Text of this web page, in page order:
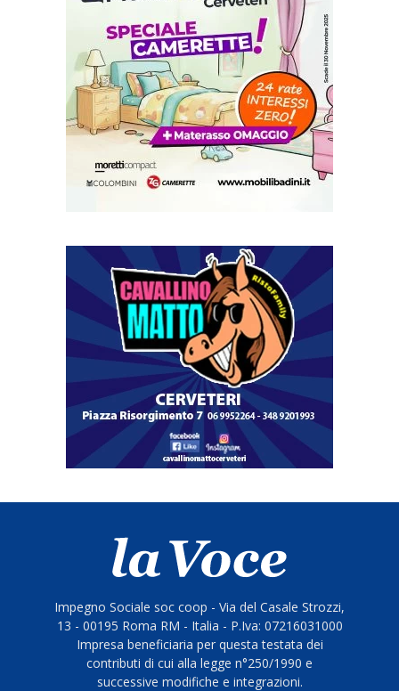
Impegno Sociale soc coop - Via del Casale Strozzi,
13 - 00195 Roma RM - Italia - P.Iva: 07216031000
Impresa beneficiaria per questa testata dei
contributi di cui alla legge n°250/1990 e
successive modifiche e integrazioni.